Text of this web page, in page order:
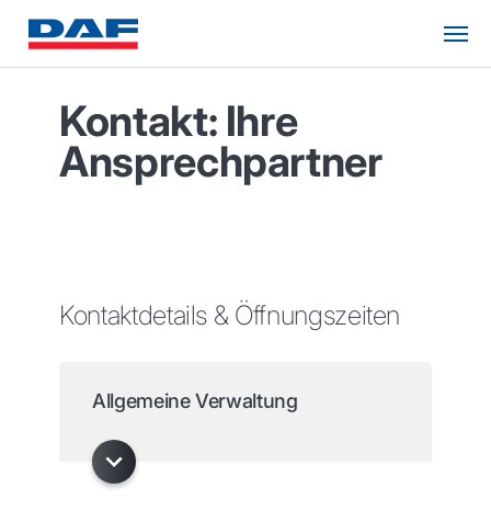
Kontakt: Ihre
Ansprechpartner
Kontaktdetails & Öffnungszeiten
Allgemeine Verwaltung